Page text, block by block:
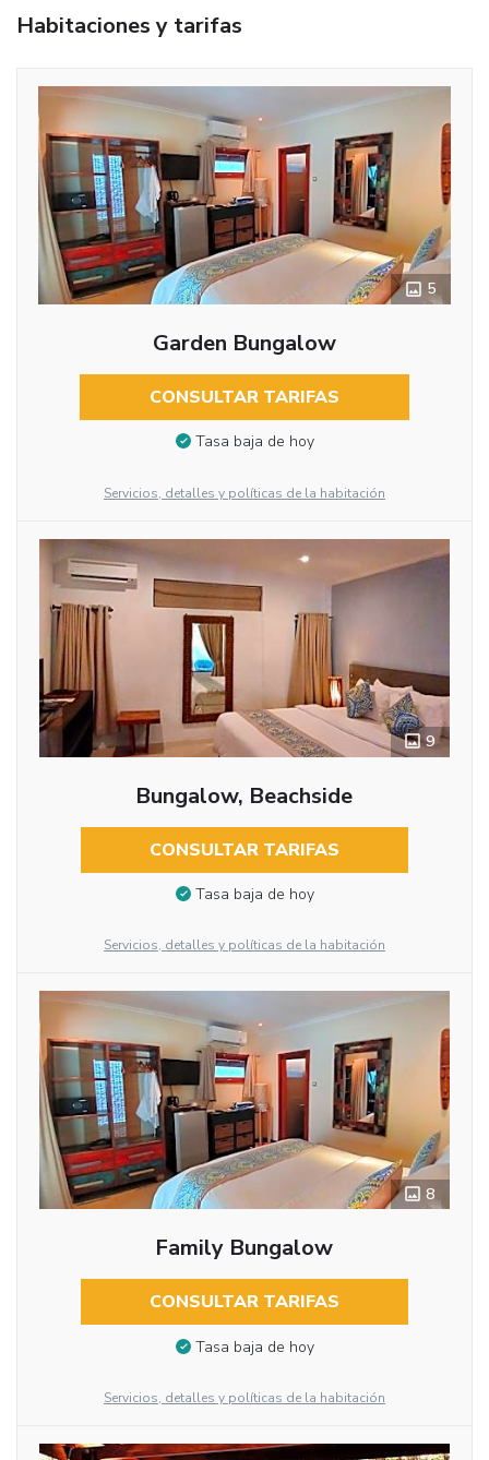
Habitaciones y tarifas
5
Garden Bungalow
CONSULTAR TARIFAS
Tasa baja de hoy
Servicios, detalles y políticas de la habitación
9
Bungalow, Beachside
CONSULTAR TARIFAS
Tasa baja de hoy
Servicios, detalles y políticas de la habitación
8
Family Bungalow
CONSULTAR TARIFAS
Tasa baja de hoy
Servicios, detalles y políticas de la habitación